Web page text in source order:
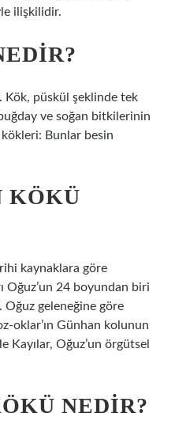
ilişkilidir.
püskül şeklinde tek
ve soğan bitkilerinin
Bunlar besin
KÖKÜ
kaynaklara göre
Oğuz’un 24 boyundan biri
Oğuz geleneğine göre
oklar’ın Günhan kolunun
Kayılar, Oğuz’un örgütsel
NEDIR?